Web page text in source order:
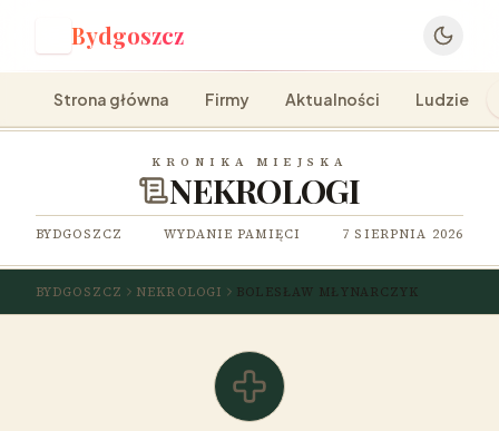
Bydgoszcz
Strona główna Firmy Aktualności Ludzie
KRONIKA MIEJSKA
NEKROLOGI
BYDGOSZCZ WYDANIE PAMIĘCI 7 SIERPNIA 2026
BYDGOSZCZ NEKROLOGI BOLESŁAW MŁYNARCZYK